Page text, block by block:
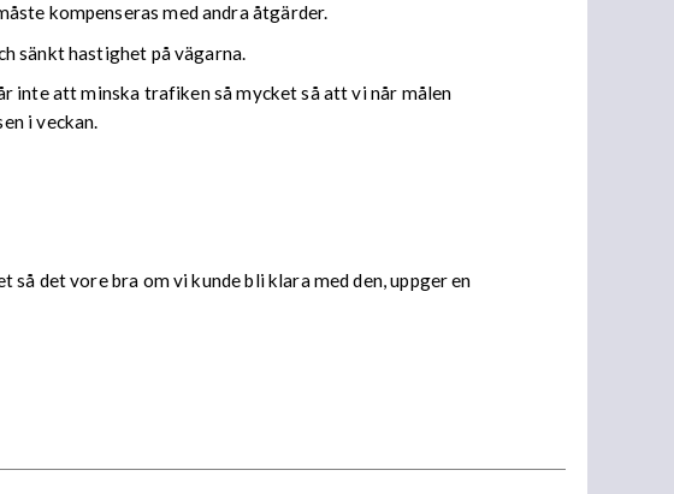
kompenseras med andra åtgärder.
sänkt hastighet på vägarna.
inte att minska trafiken så mycket så att vi når målen
i veckan.
det vore bra om vi kunde bli klara med den, uppger en